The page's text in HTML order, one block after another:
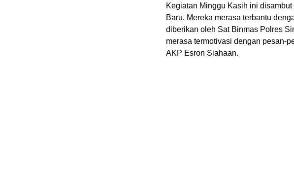
Kegiatan Minggu Kasih ini
Baru. Mereka merasa terbantu
diberikan oleh Sat Binmas Polres
merasa termotivasi dengan pesan-
AKP Esron Siahaan.